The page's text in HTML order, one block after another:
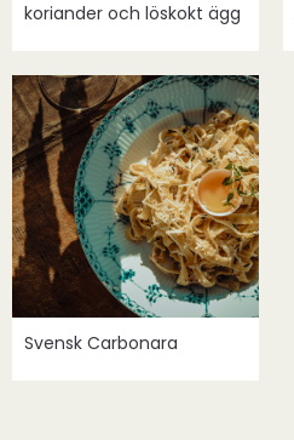
koriander och löskokt ägg
Svensk Carbonara